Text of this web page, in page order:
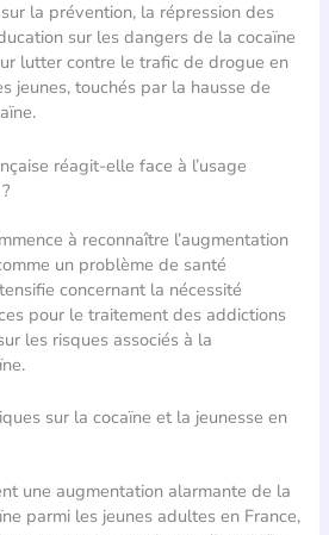
la prévention, la répression des
sur les dangers de la cocaïne
lutter contre le trafic de drogue en
jeunes, touchés par la hausse de
réagit-elle face à l’usage
à reconnaître l’augmentation
un problème de santé
concernant la nécessité
pour le traitement des addictions
les risques associés à la
sur la cocaïne et la jeunesse en
une augmentation alarmante de la
parmi les jeunes adultes en France,